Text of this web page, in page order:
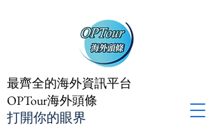
最齊全的海外資訊平台
OPTour海外頭條
打開你的眼界